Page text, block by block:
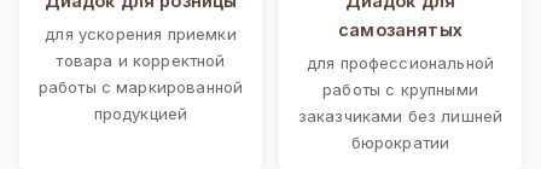
для ускорения приемки
товара и корректной
работы с маркированной
продукцией
самозанятых
для профессиональной
работы с крупными
заказчиками без лишней
бюрократии